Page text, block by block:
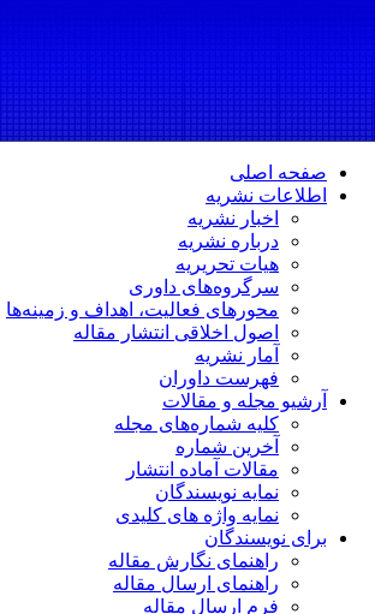
صفحه اصلی
اطلاعات نشریه
اخبار نشریه
درباره نشریه
هیات تحریریه
سرگروه‌های داوری
محورهای فعالیت، اهداف و زمینه‌ها
اصول اخلاقی انتشار مقاله
آمار نشریه
فهرست داوران
آرشیو مجله و مقالات
کلیه شماره‌های مجله
آخرین شماره
مقالات آماده انتشار
نمایه نویسندگان
نمایه واژه های کلیدی
برای نویسندگان
راهنمای نگارش مقاله
راهنمای ارسال مقاله
فرم ارسال مقاله